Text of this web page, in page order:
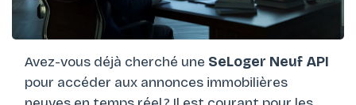
Avez-vous déjà cherché une SeLoger Neuf API
pour accéder aux annonces immobilières